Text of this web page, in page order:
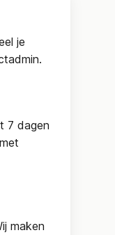
je
7 dagen
maken